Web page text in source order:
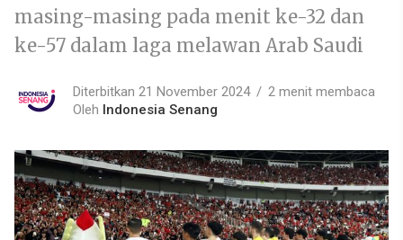
masing-masing pada menit ke-32 dan
ke-57 dalam laga melawan Arab Saudi
Diterbitkan 21 November 2024
2 menit membaca
Oleh Indonesia Senang